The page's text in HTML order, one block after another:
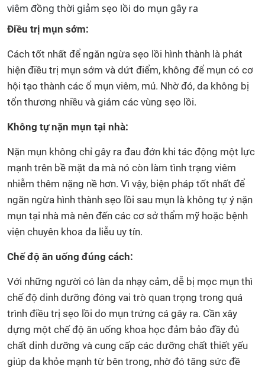
viêm đồng thời giảm sẹo lồi do mụn gây ra
Điều trị mụn sớm:
Cách tốt nhất để ngăn ngừa sẹo lồi hình thành là phát
hiện điều trị mụn sớm và dứt điểm, không để mụn có cơ
hội tạo thành các ổ mụn viêm, mủ. Nhờ đó, da không bị
tổn thương nhiều và giảm các vùng sẹo lồi.
Không tự nặn mụn tại nhà:
Nặn mụn không chỉ gây ra đau đớn khi tác động một lực
mạnh trên bề mặt da mà nó còn làm tình trạng viêm
nhiễm thêm nặng nề hơn. Vì vậy, biện pháp tốt nhất để
ngăn ngừa hình thành sẹo lồi sau mụn là không tự ý nặn
mụn tại nhà mà nên đến các cơ sở thẩm mỹ hoặc bệnh
viện chuyên khoa da liễu uy tín.
Chế độ ăn uống đúng cách:
Với những người có làn da nhạy cảm, dễ bị mọc mụn thì
chế độ dinh dưỡng đóng vai trò quan trọng trong quá
trình điều trị sẹo lồi do mụn trứng cá gây ra. Cần xây
dựng một chế độ ăn uống khoa học đảm bảo đầy đủ
chất dinh dưỡng và cung cấp các dưỡng chất thiết yếu
giúp da khỏe mạnh từ bên trong, nhờ đó tăng sức đề